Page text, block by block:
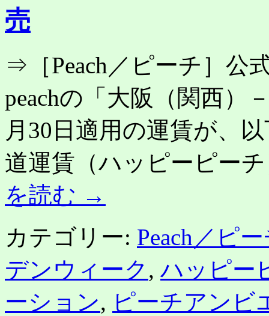
売
⇒［Peach／ピーチ］公
peachの「大阪（関西）
月30日適用の運賃が、
道運賃（ハッピーピー
を読む →
カテゴリー: Peach／ピ
デンウィーク ,ハッピー
ーション, ピーチアンビ